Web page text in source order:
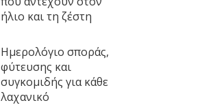
ήλιο και τη ζέστη
Ημερολόγιο σποράς,
φύτευσης και
συγκομιδής για κάθε
λαχανικό